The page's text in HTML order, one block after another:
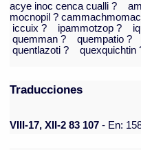
acye inoc cenca cualli ?
mocnopil ?
iccuix ?
ipammotzop ?
quemman ?
quempatio ?
quentlazoti ?
quexquichtin
Traducciones
VIII-17, XII-2 83 107 - En: